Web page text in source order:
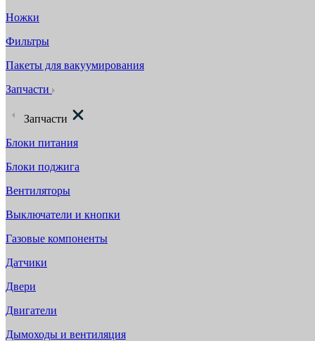
Ножки
Фильтры
Пакеты для вакуумирования
Запчасти
Запчасти
Блоки питания
Блоки поджига
Вентиляторы
Выключатели и кнопки
Газовые компоненты
Датчики
Двери
Двигатели
Дымоходы и вентиляция